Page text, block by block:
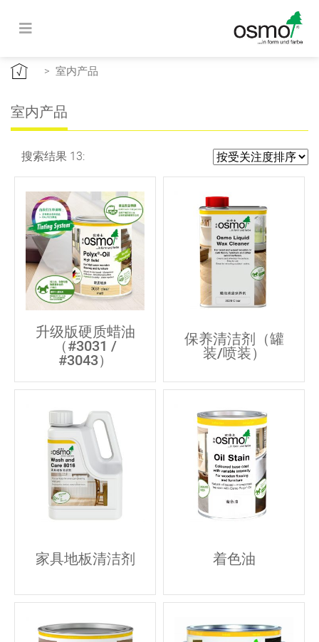
> 室内产品
室内产品
搜索结果 13:
升级版硬质蜡油
（#3031 /
#3043）
保养清洁剂（罐
装/喷装）
家具地板清洁剂 着色油